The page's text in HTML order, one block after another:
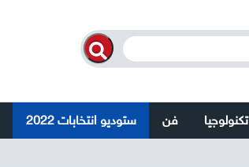
تكنولوجيا فن ستوديو انتخابات 2022